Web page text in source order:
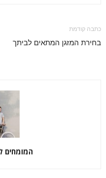
כתבה קודמת
בחירת המזגן המתאים לביתך
המומחים